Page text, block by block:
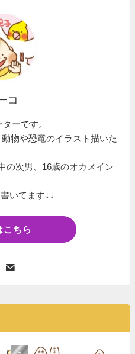
コ
ーです。
物や恐竜のイラスト描いた
の次男、16歳のオカメイン
いてます↓↓
ちら